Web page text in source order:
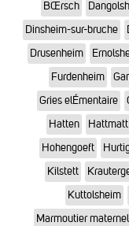
BŒrsch
Dinsheim-sur-bruche
Drusenheim
Furdenheim
Gries elÉmentaire
Hatten
Hattmatt
Hohengoeft
Kilstett
Kuttolsheim
Marmoutier